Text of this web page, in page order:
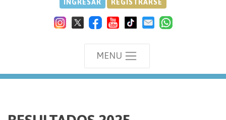
INGRESAR REGISTRARSE
MENU